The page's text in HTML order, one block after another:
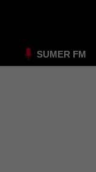
SUMER FM